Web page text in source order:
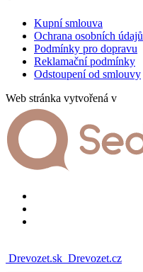
Kupní smlouva
Ochrana osobních údajů
Podmínky pro dopravu
Reklamační podmínky
Odstoupení od smlouvy
Web stránka vytvořená v
Drevozet.sk Drevozet.cz